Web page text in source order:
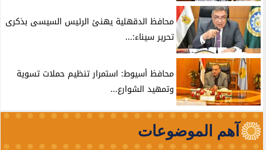
محافظ الدقهلية يهنئ الرئيس السيسى بذكرى
تحرير سيناء:...
محافظ أسيوط: استمرار تنظيم حملات تسوية
وتمهيد الشوارع...
آهم الموضوعات